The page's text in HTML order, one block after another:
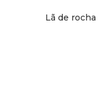
Lã de rocha